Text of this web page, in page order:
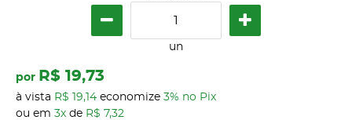
un
por R$ 19,73
à vista R$ 19,14 economize 3% no Pix
ou em 3x de R$ 7,32